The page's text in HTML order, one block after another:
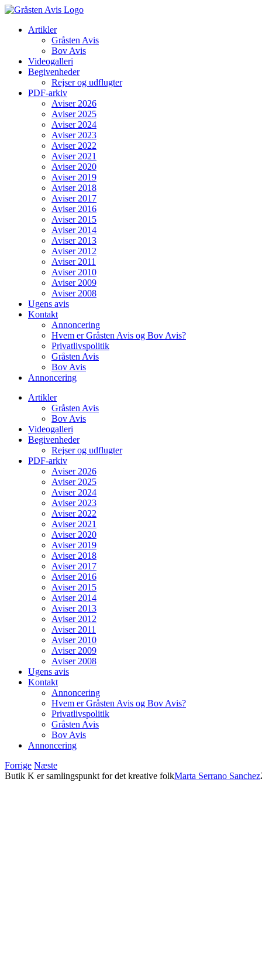
Skip
contentArtikler
Gråsten Avis
Bov Avis
Videogalleri
Begivenheder
Rejser og udflugter
PDF-arkiv
Aviser 2026
Aviser 2025
Aviser 2024
Aviser 2023
Aviser 2022
Aviser 2021
Aviser 2020
Aviser 2019
Aviser 2018
Aviser 2017
Aviser 2016
Aviser 2015
Aviser 2014
Aviser 2013
Aviser 2012
Aviser 2011
Aviser 2010
Aviser 2009
Aviser 2008
Ugens avis
Kontakt
Annoncering
Hvem er Gråsten Avis og Bov Avis?
Privatlivspolitik
Gråsten Avis
Bov Avis
Annoncering
Artikler
Gråsten Avis
Bov Avis
Videogalleri
Begivenheder
Rejser og udflugter
PDF-arkiv
Aviser 2026
Aviser 2025
Aviser 2024
Aviser 2023
Aviser 2022
Aviser 2021
Aviser 2020
Aviser 2019
Aviser 2018
Aviser 2017
Aviser 2016
Aviser 2015
Aviser 2014
Aviser 2013
Aviser 2012
Aviser 2011
Aviser 2010
Aviser 2009
Aviser 2008
Ugens avis
Kontakt
Annoncering
Hvem er Gråsten Avis og Bov Avis?
Privatlivspolitik
Gråsten Avis
Bov Avis
Annoncering
Forrige Næste
Butik K er samlingspunkt for det kreative folkMarta Serrano Sanchez